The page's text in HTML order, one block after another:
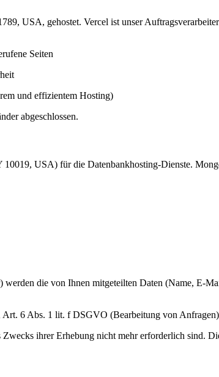
USA, gehostet. Vercel ist unser
Seiten
und effizientem Hosting)
abgeschlossen.
USA) für die Datenbankhosting-Dienste.
die von Ihnen mitgeteilten Daten (Name, E-
6 Abs. 1 lit. f DSGVO (Bearbeitung von Anfragen)
ihrer Erhebung nicht mehr erforderlich sind.